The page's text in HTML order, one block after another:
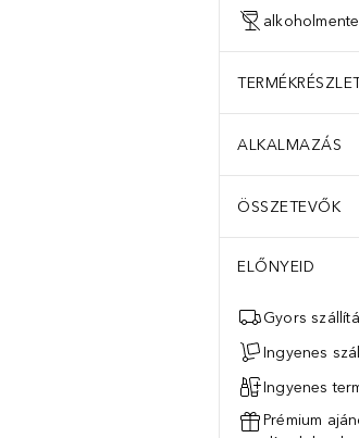
ALKALMAZÁS
ÖSSZETEVŐK
ELŐNYEID
Gyors
Ingyenes
Ingyenes
Prémium